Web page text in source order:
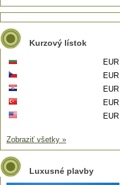
Kurzový lístok
EUR
EUR
EUR
EUR
EUR
Zobraziť všetky »
Luxusné plavby